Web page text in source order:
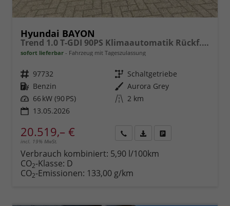
Hyundai BAYON
Trend 1.0 T-GDI 90PS Klimaautomatik Rückf.Kamera Parksensoren Sitzheizung Lenkradheizung Bluetooth Touchscreen Tempomat Apple CarPlay + Android Auto 16"LM
sofort lieferbar Fahrzeug mit Tageszulassung
Fahrzeugnr. 97732 Getriebe Schaltgetriebe
Kraftstoff Benzin Außenfarbe Aurora Grey
Leistung 66 kW (90 PS) Kilometerstand 2 km
13.05.2026
20.519,– €
incl. 19% MwSt.
anfordern
Datei,
Verbrauch kombiniert: 5,90 l/100km
CO2-Klasse: D
CO2-Emissionen: 133,00 g/km